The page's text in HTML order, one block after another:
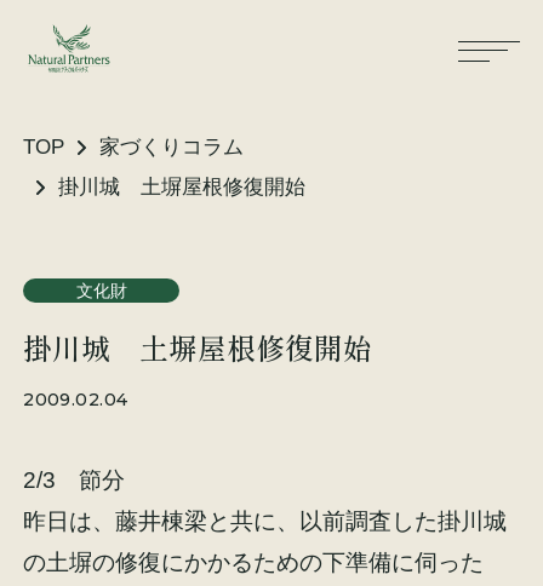
TOP
家づくりコラム
掛川城 土塀屋根修復開始
文化財
掛川城 土塀屋根修復開始
2009.02.04
2/3 節分
昨日は、藤井棟梁と共に、以前調査した掛川城
の土塀の修復にかかるための下準備に伺った
大工が建てる家
リノベーション